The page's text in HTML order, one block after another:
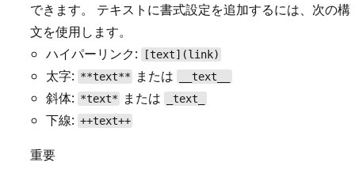
できます。 テキストに書式設定を追加するには、次の構
文を使用します。
ハイパーリンク:
[text](link)
太字: **text** または __text__
斜体: *text* または _text_
下線: ++text++
重要